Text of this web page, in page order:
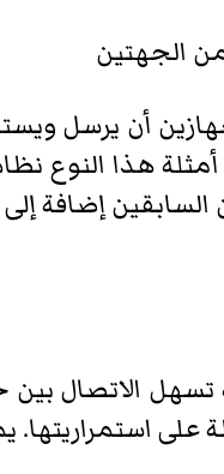
من الجهتين
أن يرسل
هذا النوع
السابقين إضافة
تسهل الاتصال
استمراريتها.